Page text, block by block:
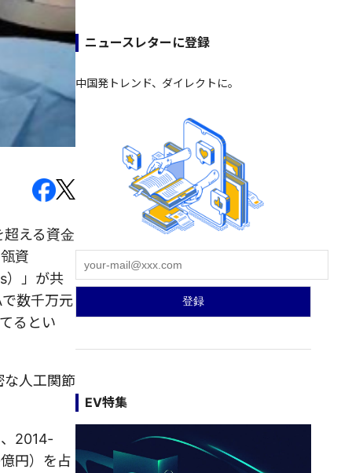
える資金
資
）」が共
数千万元
るとい
な人工関節
2014‐
円）を占
ニュースレターに登録
中国発トレンド、ダイレクトに。
EV特集